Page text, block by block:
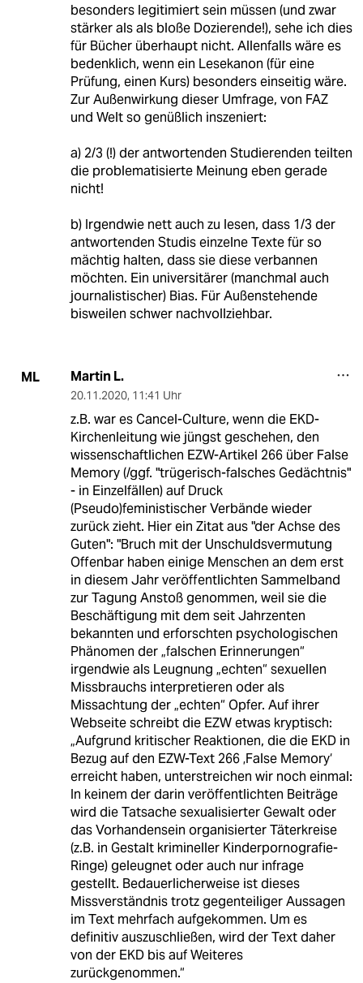
besonders legitimiert sein müssen (und zwar
stärker als als bloße Dozierende!), sehe ich dies
für Bücher überhaupt nicht. Allenfalls wäre es
bedenklich, wenn ein Lesekanon (für eine
Prüfung, einen Kurs) besonders einseitig wäre.
Zur Außenwirkung dieser Umfrage, von FAZ
und Welt so genüßlich inszeniert:
a) 2/3 (!) der antwortenden Studierenden teilten
die problematisierte Meinung eben gerade
nicht!
b) Irgendwie nett auch zu lesen, dass 1/3 der
antwortenden Studis einzelne Texte für so
mächtig halten, dass sie diese verbannen
möchten. Ein universitärer (manchmal auch
journalistischer) Bias. Für Außenstehende
bisweilen schwer nachvollziehbar.
ML Martin L.
20.11.2020, 11:41 Uhr
z.B. war es Cancel-Culture, wenn die EKD-
Kirchenleitung wie jüngst geschehen, den
wissenschaftlichen EZW-Artikel 266 über False
Memory (/ggf. "trügerisch-falsches Gedächtnis"
- in Einzelfällen) auf Druck
(Pseudo)feministischer Verbände wieder
zurück zieht. Hier ein Zitat aus "der Achse des
Guten": "Bruch mit der Unschuldsvermutung
Offenbar haben einige Menschen an dem erst
in diesem Jahr veröffentlichten Sammelband
zur Tagung Anstoß genommen, weil sie die
Beschäftigung mit dem seit Jahrzenten
bekannten und erforschten psychologischen
Phänomen der „falschen Erinnerungen“
irgendwie als Leugnung „echten“ sexuellen
Missbrauchs interpretieren oder als
Missachtung der „echten“ Opfer. Auf ihrer
Webseite schreibt die EZW etwas kryptisch:
„Aufgrund kritischer Reaktionen, die die EKD in
Bezug auf den EZW-Text 266 ‚False Memory‘
erreicht haben, unterstreichen wir noch einmal:
In keinem der darin veröffentlichten Beiträge
wird die Tatsache sexualisierter Gewalt oder
das Vorhandensein organisierter Täterkreise
(z.B. in Gestalt krimineller Kinderpornografie-
Ringe) geleugnet oder auch nur infrage
gestellt. Bedauerlicherweise ist dieses
Missverständnis trotz gegenteiliger Aussagen
im Text mehrfach aufgekommen. Um es
definitiv auszuschließen, wird der Text daher
von der EKD bis auf Weiteres
zurückgenommen.“